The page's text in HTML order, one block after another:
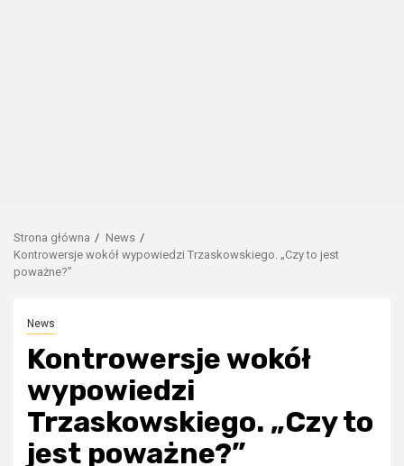
Strona główna
News
Kontrowersje wokół wypowiedzi Trzaskowskiego. „Czy to jest
poważne?”
News
Kontrowersje wokół
wypowiedzi
Trzaskowskiego. „Czy to
jest poważne?”